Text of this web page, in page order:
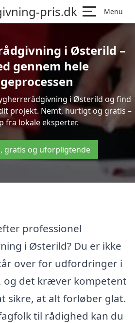
pris.dk Menu
i Østerild –
gennem hele
i Østerild og find
projekt. Nemt, hurtigt og gratis –
fra lokale eksperter.
gratis og uforpligtende
professionel
i Østerild? Du er ikke
over for udfordringer i
og det kræver kompetent
sikre, at alt forløber glat.
til rådighed kan du